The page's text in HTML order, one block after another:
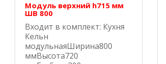
Модуль верхний h715 мм
ШВ 800
Входит в комплект: Кухня
Кельн
модульнаяШирина800
ммВысота720